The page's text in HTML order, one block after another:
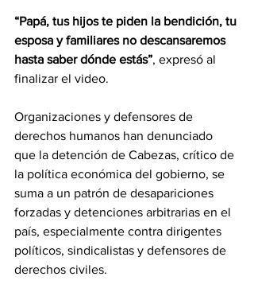
“Papá, tus hijos te piden la bendición, tu
esposa y familiares no descansaremos
hasta saber dónde estás”, expresó al
finalizar el video.
Organizaciones y defensores de
derechos humanos han denunciado
que la detención de Cabezas, crítico de
la política económica del gobierno, se
suma a un patrón de desapariciones
forzadas y detenciones arbitrarias en el
país, especialmente contra dirigentes
políticos, sindicalistas y defensores de
derechos civiles.